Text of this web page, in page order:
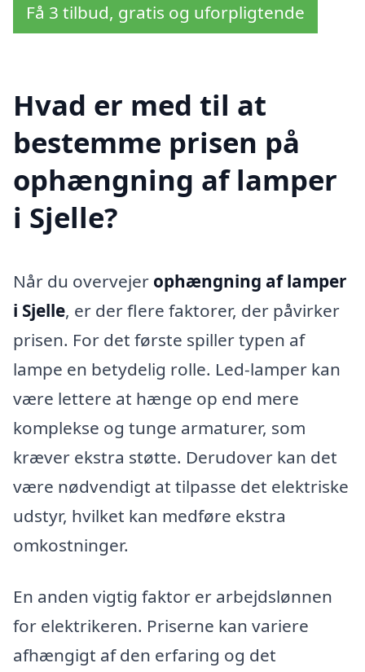
Få 3 tilbud, gratis og uforpligtende
Hvad er med til at
bestemme prisen på
ophængning af lamper
i Sjelle?
Når du overvejer ophængning af lamper
i Sjelle, er der flere faktorer, der påvirker
prisen. For det første spiller typen af
lampe en betydelig rolle. Led-lamper kan
være lettere at hænge op end mere
komplekse og tunge armaturer, som
kræver ekstra støtte. Derudover kan det
være nødvendigt at tilpasse det elektriske
udstyr, hvilket kan medføre ekstra
omkostninger.
En anden vigtig faktor er arbejdslønnen
for elektrikeren. Priserne kan variere
afhængigt af den erfaring og det